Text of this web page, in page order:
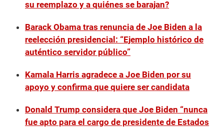
su reemplazo y a quiénes se barajan?
Barack Obama tras renuncia de Joe Biden a la
reelección presidencial: “Ejemplo histórico de
auténtico servidor público”
Kamala Harris agradece a Joe Biden por su
apoyo y confirma que quiere ser candidata
Donald Trump considera que Joe Biden “nunca
fue apto para el cargo de presidente de Estados